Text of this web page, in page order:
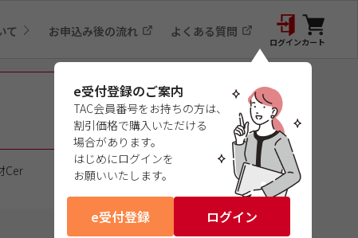
て お申込み後の流れ よくある質問
ログイン
e受付登録のご案内
TAC会員番号をお持ちの方は、
割引価格で購入いただける
場合があります。
はじめにログインを
お願いいたします。
e受付登録 ログイン
カート
Cer